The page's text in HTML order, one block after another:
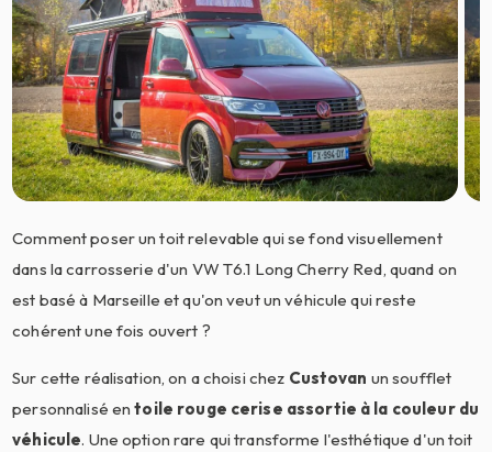
Comment poser un toit relevable qui se fond visuellement
dans la carrosserie d'un VW T6.1 Long Cherry Red, quand on
est basé à Marseille et qu'on veut un véhicule qui reste
cohérent une fois ouvert ?
Sur cette réalisation, on a choisi chez Custovan un soufflet
personnalisé en toile rouge cerise assortie à la couleur du
véhicule. Une option rare qui transforme l'esthétique d'un toit